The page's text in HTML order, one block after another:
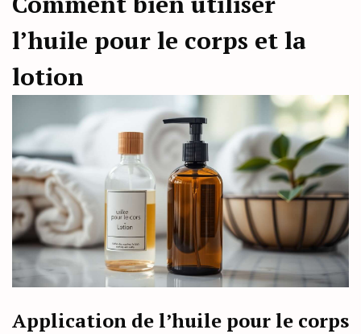
l’huile pour le corps et la
lotion
Application de l’huile pour le corps